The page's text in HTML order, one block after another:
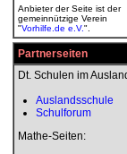
Anbieter der Seite ist der
gemeinnützige Verein
"Vorhilfe.de e.V.".
Partnerseiten
Dt. Schulen im
Auslandsschule
Schulforum
Mathe-Seiten: